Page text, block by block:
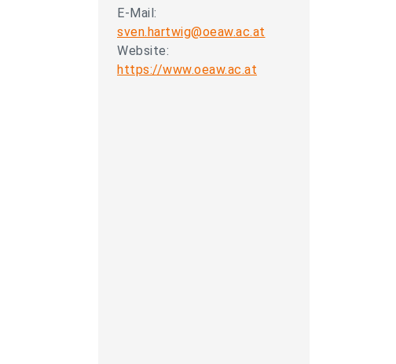
E-Mail:
sven.hartwig@oeaw.ac.at
Website:
https://www.oeaw.ac.at